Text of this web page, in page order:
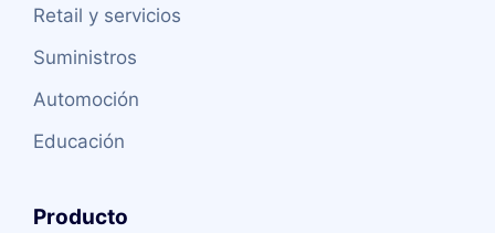
Retail y servicios
Suministros
Automoción
Educación
Producto